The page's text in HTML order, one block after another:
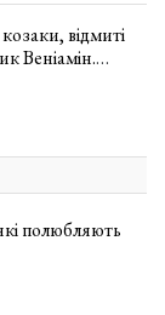
відмиті
Веніамін.
полюбляють